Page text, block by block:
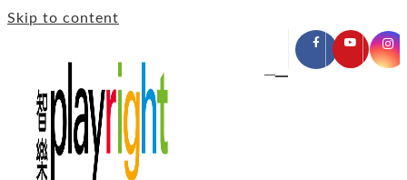
Skip to content